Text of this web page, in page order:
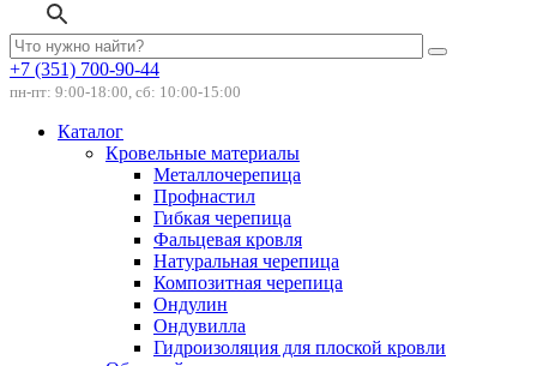
+7 (351) 700-90-44
пн-пт: 9:00-18:00, сб: 10:00-15:00
Каталог
Кровельные материалы
Металлочерепица
Профнастил
Гибкая черепица
Фальцевая кровля
Натуральная черепица
Композитная черепица
Ондулин
Ондувилла
Гидроизоляция для плоской кровли